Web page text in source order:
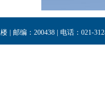
| 邮编：200438 | 电话：021-